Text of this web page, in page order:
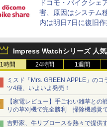
ドコモ・バイクシェ
害、原因はシステ
内は明日7日に復旧
Impress Watchシリーズ 人
1時間 24時間 1週間
ミスド「Mrs. GREEN APPLE」のコ
ツ4種、いよいよ発売！
【家電レビュー】手ごわい雑草との
リの草刈機で完全勝利 掃除機感覚
吉野家、牛リブロースを熱々で提供